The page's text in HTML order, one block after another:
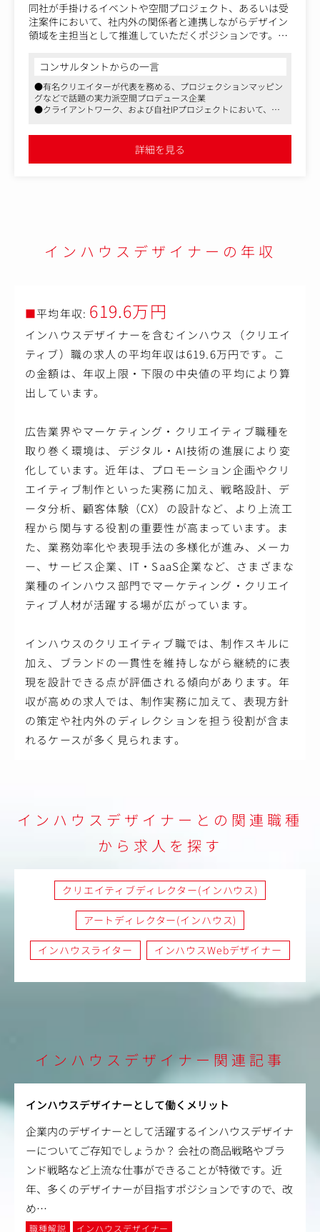
同社が手掛けるイベントや空間プロジェクト、あるいは受
注案件において、社内外の関係者と連携しながらデザイン
領域を主担当として推進していただくポジションです。
ヒアリングから進行管理、ビジュアルデザイン・DTPデザ
イン制作、納品までの一連のプロセスを担っていただきま
す。
【具体的な業務内容】
内他部署との連携、印刷会社との調整、発注、入稿、コス
のデザイン制作
【携わっていただく案件イメージ(WORKS)】
https://naked.co.jp/works
【アピールポイント】
●自ら体験し、手で触れることができるデジタルアートな
どにまつわるクリエイティブを担っていただきます。
●一般的なデザイン会社では得られない希少な経験や知識
を得ることができます。
る、主体的環境があります。
●国内だけではなく海外にも多数案件の実績があるため、
グローバル志向の方には国内外を問わずご活躍いただける
余地があります。
●ご自身の希望に合わせた柔軟なキャリアを描くことがで
きます(プロジェクトデザイナーやプロデューサーへの転向
も可)。
コンサルタントからの一言
●有名クリエイターが代表を務める、プロジェクションマッピン
グなどで話題の実力派空間プロデュース企業
●クライアントワーク、および自社IPプロジェクトにおいて、付
●メディアにも多く取り上げられるようなアートイベント、空間
演出にまつわる各種グラフィックデザインに携わり、唯一無二の
経験を積むことができます
詳細を見る
インハウスデザイナーの年収
■平均年収: 619.6万円
インハウスデザイナーを含むインハウス（クリエイ
ティブ）職の求人の平均年収は619.6万円です。こ
の金額は、年収上限・下限の中央値の平均により算
出しています。
広告業界やマーケティング・クリエイティブ職種を
取り巻く環境は、デジタル・AI技術の進展により変
化しています。近年は、プロモーション企画やクリ
エイティブ制作といった実務に加え、戦略設計、デ
ータ分析、顧客体験（CX）の設計など、より上流工
程から関与する役割の重要性が高まっています。ま
た、業務効率化や表現手法の多様化が進み、メーカ
ー、サービス企業、IT・SaaS企業など、さまざまな
業種のインハウス部門でマーケティング・クリエイ
ティブ人材が活躍する場が広がっています。
インハウスのクリエイティブ職では、制作スキルに
加え、ブランドの一貫性を維持しながら継続的に表
現を設計できる点が評価される傾向があります。年
収が高めの求人では、制作実務に加えて、表現方針
の策定や社内外のディレクションを担う役割が含ま
れるケースが多く見られます。
インハウスデザイナーとの関連職種
から求人を探す
クリエイティブディレクター(インハウス)
アートディレクター(インハウス)
インハウスライター インハウスWebデザイナー
インハウスデザイナー関連記事
インハウスデザイナーとして働くメリット
企業内のデザイナーとして活躍するインハウスデザイナ
ーについてご存知でしょうか？ 会社の商品戦略やブラ
ンド戦略など上流な仕事ができることが特徴です。近
年、多くのデザイナーが目指すポジションですので、改
め…
職種解説 インハウスデザイナー